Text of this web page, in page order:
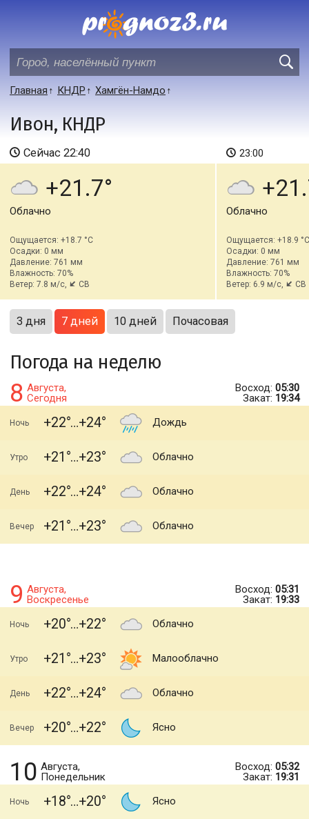
Главная КНДР Хамгён-Намдо
Ивон, КНДР
Сейчас 22:40
+21.7
Облачно
Ощущается: +18.7 °C
Осадки: 0 мм
Давление: 761 мм
Влажность: 70%
Ветер: 7.8 м/с,
СВ
23:00
Облачно
Ощущается: +18.9 °C
Осадки: 0 мм
Давление: 761 мм
Влажность: 70%
Ветер: 6.9 м/с,
СВ
3 дня 7 дней 10 дней Почасовая
Погода на неделю
8 Августа,
Сегодня
Восход: 05:30
Закат: 19:34
Ночь +22 +24 Дождь
Утро +21 +23 Облачно
День +22 +24 Облачно
Вечер +21 +23 Облачно
9 Августа,
Воскресенье
Восход: 05:31
Закат: 19:33
Ночь +20 +22 Облачно
Утро +21 +23 Малооблачно
День +22 +24 Облачно
Вечер +20 +22 Ясно
10 Августа,
Понедельник
Восход: 05:32
Закат: 19:31
Ночь +18 +20 Ясно